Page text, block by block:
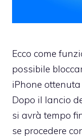
Ecco come
possibile
iPhone
Dopo il lancio
si avrà tempo
se procedere